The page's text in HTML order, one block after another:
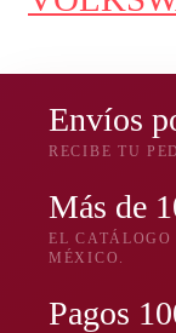
Envíos
RECIBE TU
Más de
EL
MÉXICO.
Pagos